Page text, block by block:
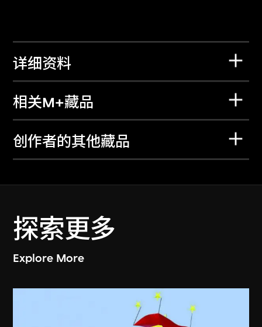
详细资料
相关M+藏品
创作者的其他藏品
探索更多
Explore More